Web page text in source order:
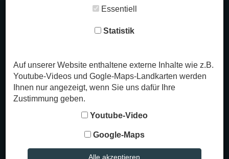
Für persönlichen Kontakt und telefonische
Beratung stehen wir Ihnen in unserem Büro in
der Färberstr. 12 in Immenstadt zur Verfügung.
Bitte beachten Sie hierzu unsere
.
Anschrift Büro und Verwaltung
Essentiell
Statistik
Auf unserer Website enthaltene externe Inhalte wie z.B.
Youtube-Videos und Gogle-Maps-Landkarten werden
Ihnen nur angezeigt, wenn Sie uns dafür Ihre
Zustimmung geben.
Youtube-Video
Google-Maps
Alle akzeptieren